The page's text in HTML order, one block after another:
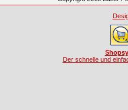
Der schnelle und